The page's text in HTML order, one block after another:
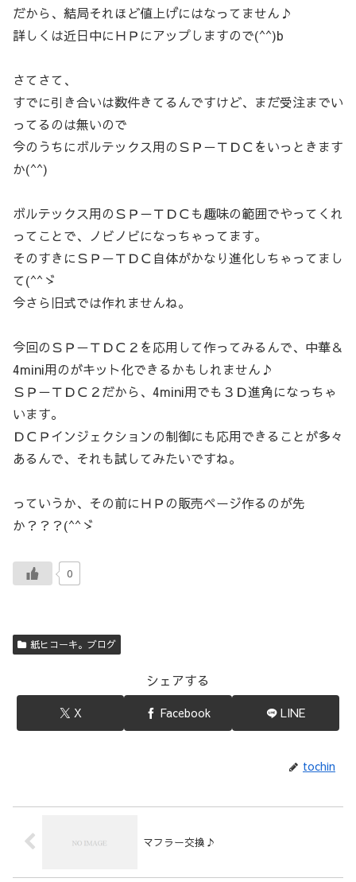
だから、結局それほど値上げにはなってません♪
詳しくは近日中にＨＰにアップしますので(^^)b
さてさて、
すでに引き合いは数件きてるんですけど、まだ受注までい
ってるのは無いので
今のうちにボルテックス用のＳＰ－ＴＤＣをいっときます
か(^^)
ボルテックス用のＳＰ－ＴＤＣも趣味の範囲でやってくれ
ってことで、ノビノビになっちゃってます。
そのすきにＳＰ－ＴＤＣ自体がかなり進化しちゃってまし
て(^^ゞ
今さら旧式では作れませんね。
今回のＳＰ－ＴＤＣ２を応用して作ってみるんで、中華＆
4mini用のがキット化できるかもしれません♪
ＳＰ－ＴＤＣ２だから、4mini用でも３Ｄ進角になっちゃ
います。
ＤＣＰインジェクションの制御にも応用できることが多々
あるんで、それも試してみたいですね。
っていうか、その前にＨＰの販売ページ作るのが先
か？？？(^^ゞ
0
紙ヒコーキ。ブログ
シェアする
X Facebook LINE
tochin
マフラー交換♪